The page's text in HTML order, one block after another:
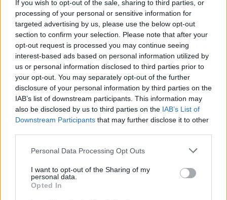
If you wish to opt-out of the sale, sharing to third parties, or
processing of your personal or sensitive information for
targeted advertising by us, please use the below opt-out
section to confirm your selection. Please note that after your
opt-out request is processed you may continue seeing
interest-based ads based on personal information utilized by
us or personal information disclosed to third parties prior to
your opt-out. You may separately opt-out of the further
disclosure of your personal information by third parties on the
IAB’s list of downstream participants. This information may
also be disclosed by us to third parties on the IAB’s List of
Downstream Participants that may further disclose it to other
Personal Data Processing Opt Outs
I want to opt-out of the Sharing of my
personal data.
Opted In
ARTÍCULO ANTERIOR
EL AGUACATE: EL “ORO
VERDE” DE LA
NUTRICIÓN MODERNA
QUE HAY QUE SABER
DOSIFICAR
ARTÍCULO SIGUIENTE
FÓRMULA ANTONY EN
EL BETIS PARA
ARRANCAR OTRO
CRACK AL UNITED